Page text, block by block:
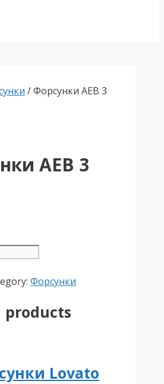
/ Форсунки АЕВ 3
АЕВ 3
Форсунки
products
Lovato